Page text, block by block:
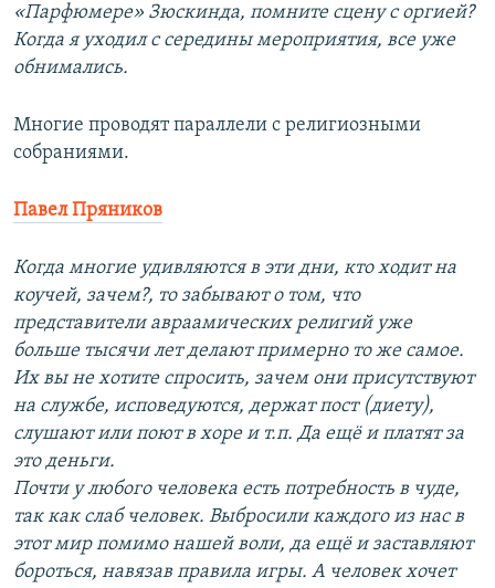
«Парфюмере» Зюскинда, помните сцену с оргией?
Когда я уходил с середины мероприятия, все уже
обнимались.
Многие проводят параллели с религиозными
собраниями.
Павел Пряников
Когда многие удивляются в эти дни, кто ходит на
коучей, зачем?, то забывают о том, что
представители авраамических религий уже
больше тысячи лет делают примерно то же самое.
Их вы не хотите спросить, зачем они присутствуют
на службе, исповедуются, держат пост (диету),
слушают или поют в хоре и т.п. Да ещё и платят за
это деньги.
Почти у любого человека есть потребность в чуде,
так как слаб человек. Выбросили каждого из нас в
этот мир помимо нашей воли, да ещё и заставляют
бороться, навязав правила игры. А человек хочет